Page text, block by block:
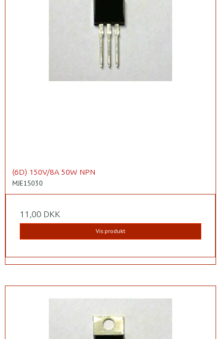
(6D) 150V/8A 50W NPN
MJE15030
11,00 DKK
Vis produkt